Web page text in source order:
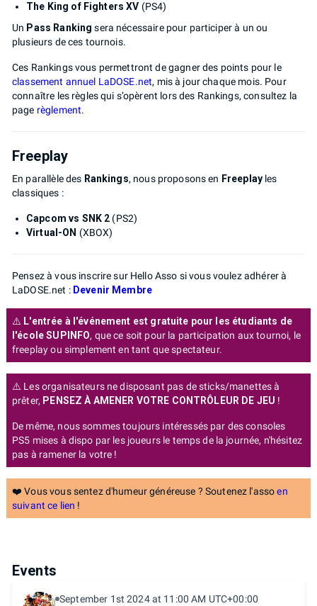
The King of Fighters XV (PS4)
Un Pass Ranking sera nécessaire pour participer à un ou
plusieurs de ces tournois.
Ces Rankings vous permettront de gagner des points pour le
classement annuel LaDOSE.net, mis à jour chaque mois. Pour
connaître les règles qui s’opèrent lors des Rankings, consultez la
page règlement.
Freeplay
En parallèle des Rankings, nous proposons en Freeplayles
classiques :
Capcom vs SNK 2 (PS2)
Virtual-ON (XBOX)
Pensez à vous inscrire sur Hello Asso si vous voulez adhérer à
LaDOSE.net : Devenir Membre
⚠️ L'entrée à l'événement est gratuite pour les étudiants de
l'école SUPINFO, que ce soit pour la participation aux tournoi, le
freeplay ou simplement en tant que spectateur.
⚠️ Les organisateurs ne disposant pas de sticks/manettes à
prêter, PENSEZ À AMENER VOTRE CONTRÔLEUR DE JEU !
De même, nous sommes toujours intéressés par des consoles
PS5 mises à dispo par les joueurs le temps de la journée, n'hésitez
pas à ramener la votre !
❤️ Vous vous sentez d'humeur généreuse ? Soutenez l'assoen
suivant ce lien !
Events
September 1st 2024 at 11:00 AM UTC+00:00